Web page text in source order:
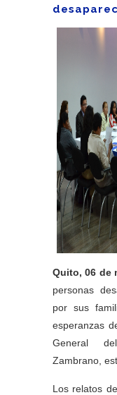
Quito, 06 de
personas
por sus
esperanzas
General
Zambrano,
Los relatos